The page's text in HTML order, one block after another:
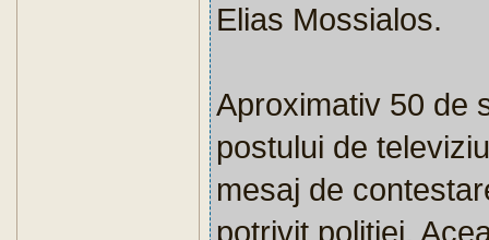
Elias Mossialos.
Aproximativ 50 de
postului de
mesaj de
potrivit poliţiei.